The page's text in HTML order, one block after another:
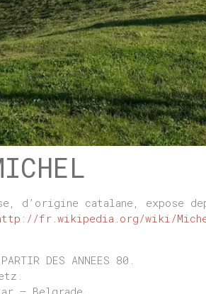
d’origine catalane, expose
fr.wikipedia.org/wiki/
DES ANNEES 80.
– Belgrade.